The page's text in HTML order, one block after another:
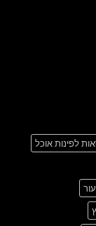
לפינות אוכל